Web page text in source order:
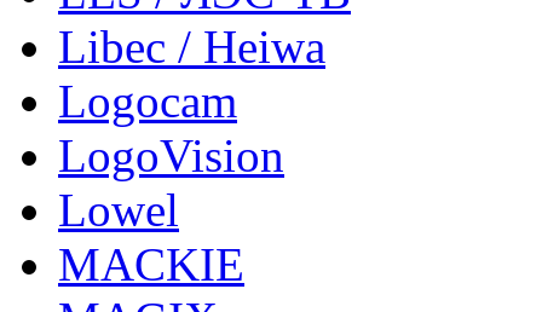
Libec / Heiwa
Logocam
LogoVision
Lowel
MACKIE